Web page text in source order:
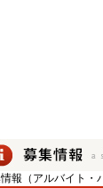
報（アルバイト・